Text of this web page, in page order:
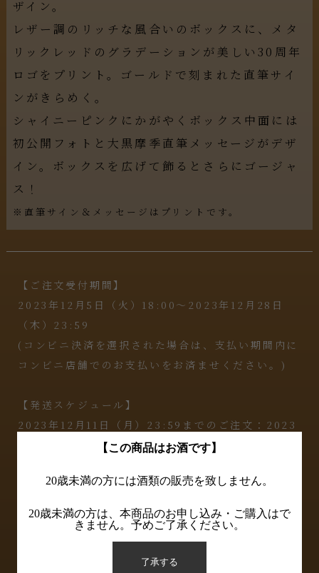
【この商品はお酒です】
20歳未満の方には酒類の販売を致しません。
20歳未満の方は、本商品のお申し込み・ご購入はで
きません。予めご了承ください。
了承する
ザイン。
レザー調のリッチな風合いのボックスに、メタ
リックレッドのグラデーションが美しい30周年
ロゴをプリント。ゴールドで刻まれた直筆サイ
ンがきらめく。
シャイニーピンクにかがやくボックス中面には
初公開フォトと大黒摩季直筆メッセージがデザ
イン。ボックスを広げて飾るとさらにゴージャ
ス！
※直筆サイン＆メッセージはプリントです。
【ご注文受付期間】
2023年12月5日（火）18:00～2023年12月28日
（木）23:59
(コンビニ決済を選択された場合は、支払い期間内に
コンビニ店舗でのお支払いをお済ませください。)
【発送スケジュール】
2023年12月11日（月）23:59までのご注文：2023
年12月20日（水）頃より発送
年1月19日（金）頃より発送
※ワインボトルは輸入品の為、製造過程中に出来た
小さな気泡・小傷などがある場合がございます。な
お、オリジナルラベルの部分には気泡・小傷が当た